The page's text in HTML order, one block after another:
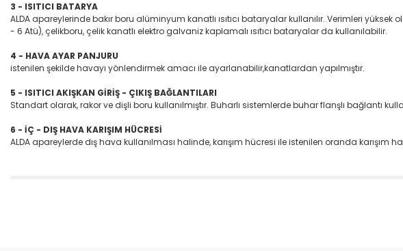
3 - ISITICI BATARYA
ALDA apareylerinde bakır boru alüminyum kanatlı ısıtıcı bataryalar kullanılır. Verimleri
- 6 Atü), çelikboru, çelik kanatlı elektro galvaniz kaplamalı ısıtıcı bataryalar da kullanılabilir.
4 - HAVA AYAR PANJURU
istenilen şekilde havayı yönlendirmek amacı ile ayarlanabilir,kanatlardan yapılmıştır.
5 - ISITICI AKIŞKAN GİRİŞ - ÇIKIŞ BAĞLANTILARI
Standart olarak, rakor ve dişli boru kullanılmıştır. Buharlı sistemlerde buhar flanşlı bağlantı
6 - İÇ - DIŞ HAVA KARIŞIM HÜCRESİ
ALDA apareylerde dış hava kullanılması halinde, karışım hücresi ile istenilen oranda karışım